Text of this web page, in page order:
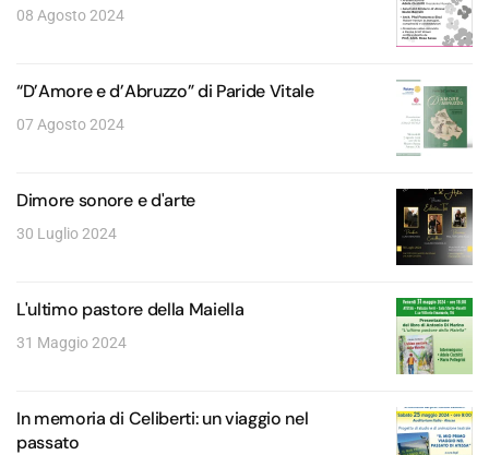
08 Agosto 2024
“D’Amore e d’Abruzzo” di Paride Vitale
07 Agosto 2024
Dimore sonore e d'arte
30 Luglio 2024
L'ultimo pastore della Maiella
31 Maggio 2024
In memoria di Celiberti: un viaggio nel
passato